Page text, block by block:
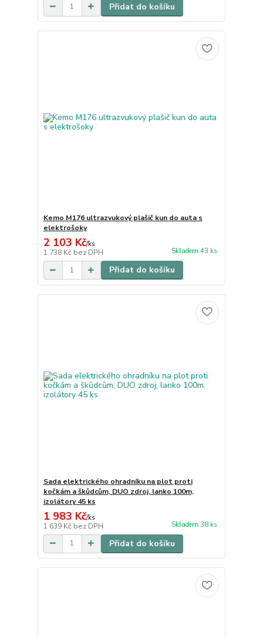
Přidat do košíku
Kemo M176 ultrazvukový plašič kun do auta s
elektrošoky
2 103 Kč/ks
1 738 Kč bez DPH Skladem 43 ks
Přidat do košíku
Sada elektrického ohradníku na plot proti
kočkám a škůdcům, DUO zdroj, lanko 100m,
izolátory 45 ks
1 983 Kč/ks
1 639 Kč bez DPH Skladem 38 ks
Přidat do košíku